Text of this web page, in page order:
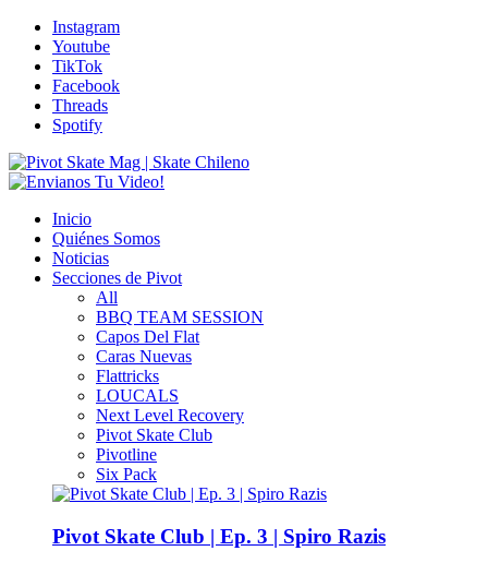
Instagram
Youtube
TikTok
Facebook
Threads
Spotify
Inicio
Quiénes Somos
Noticias
Secciones de Pivot
All
BBQ TEAM SESSION
Capos Del Flat
Caras Nuevas
Flattricks
LOUCALS
Next Level Recovery
Pivot Skate Club
Pivotline
Six Pack
Pivot Skate Club | Ep. 3 | Spiro Razis